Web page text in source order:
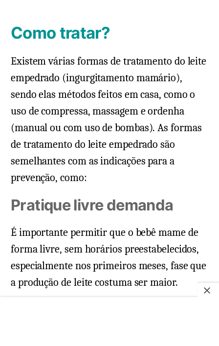
Como tratar?
Existem várias formas de tratamento do leite
empedrado (ingurgitamento mamário),
sendo elas métodos feitos em casa, como o
uso de compressa, massagem e ordenha
(manual ou com uso de bombas). As formas
de tratamento do leite empedrado são
semelhantes com as indicações para a
prevenção, como:
Pratique livre demanda
É importante permitir que o bebê mame de
forma livre, sem horários preestabelecidos,
especialmente nos primeiros meses, fase que
a produção de leite costuma ser maior.